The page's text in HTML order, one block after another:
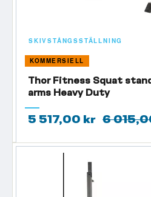
SKIVSTÅNGSSTÄLLNING
KOMMERSIELL
Thor Fitness Squat
arms Heavy Duty
5 517,00 kr 6